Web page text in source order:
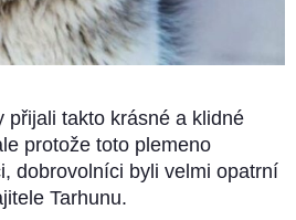
přijali takto krásné a klidné
protože toto plemeno
dobrovolníci byli velmi opatrní
Tarhunu.